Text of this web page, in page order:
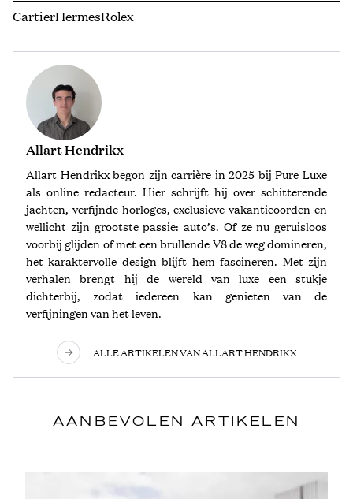
CartierHermesRolex
Allart Hendrikx
Allart Hendrikx begon zijn carrière in 2025 bij Pure Luxe
als online redacteur. Hier schrijft hij over schitterende
jachten, verfijnde horloges, exclusieve vakantieoorden en
wellicht zijn grootste passie: auto’s. Of ze nu geruisloos
voorbij glijden of met een brullende V8 de weg domineren,
het karaktervolle design blijft hem fascineren. Met zijn
verhalen brengt hij de wereld van luxe een stukje
dichterbij, zodat iedereen kan genieten van de
verfijningen van het leven.
ALLE ARTIKELEN VAN ALLART HENDRIKX
AANBEVOLEN ARTIKELEN